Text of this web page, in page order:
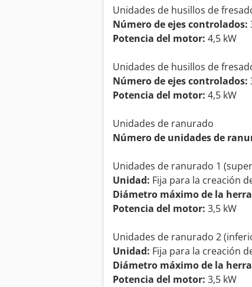
Unidades de husillos de
Número de ejes controlados:
Potencia del motor: 4,5 kW
Unidades de husillos de
Número de ejes controlados:
Potencia del motor: 4,5 kW
Unidades de ranurado
Número de unidades de
Unidades de ranurado 1
Unidad: Fija para la creación
Diámetro máximo de la
Potencia del motor: 3,5 kW
Unidades de ranurado 2
Unidad: Fija para la creación
Diámetro máximo de la
Potencia del motor: 3,5 kW